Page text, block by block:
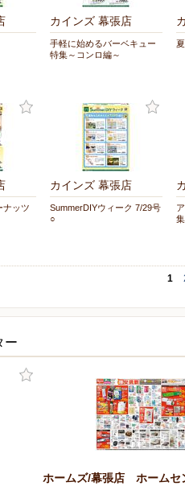
カインズ 幕張店
手軽に始めるバーベキュー
特集～コンロ編～
ナッツ
カインズ 幕張店
SummerDIYウィーク 7/29号
○
1
ー
ホームズ/幕張店 ホームセ